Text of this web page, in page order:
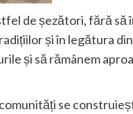
de șezători, fără să
și în legătura
și să rămânem
se